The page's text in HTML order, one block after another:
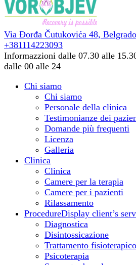
Via Đorđa Čutukovića 48,
+381114223093
Informazzioni dalle 07.30 alle
dalle 00 alle 24
Chi siamo
Chi siamo
Personale della clinica
Testimonianze dei
Domande più frequenti
Licenza
Galleria
Clinica
Clinica
Camere per la terapia
Camere per i pazienti
Rilassamento
ProcedureDisplay client’s
Diagnostica
Disintossicazione
Trattamento fisioterapico
Psicoterapia